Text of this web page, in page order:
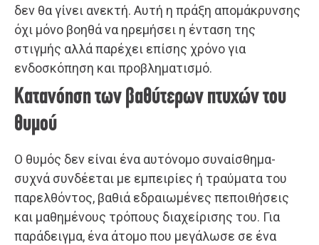
δεν θα γίνει ανεκτή. Αυτή η πράξη απομάκρυνσης
όχι μόνο βοηθά να ηρεμήσει η ένταση της
στιγμής αλλά παρέχει επίσης χρόνο για
ενδοσκόπηση και προβληματισμό.
Κατανόηση των βαθύτερων πτυχών του
θυμού
Ο θυμός δεν είναι ένα αυτόνομο συναίσθημα-
συχνά συνδέεται με εμπειρίες ή τραύματα του
παρελθόντος, βαθιά εδραιωμένες πεποιθήσεις
και μαθημένους τρόπους διαχείρισης του. Για
παράδειγμα, ένα άτομο που μεγάλωσε σε ένα